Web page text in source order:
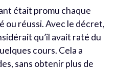
était promu chaque
ou réussi. Avec le décret,
qu’il avait raté du
cours. Cela a
sans obtenir plus de